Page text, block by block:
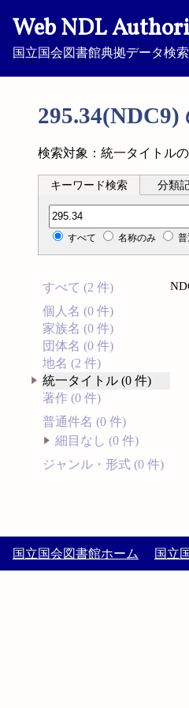
Web NDL
国立国会図書館典拠データ検
検索対象：統一タイトルの
キーワード検索 分類
分類記号検索
すべて 名称のみ
すべて (2 件)
個人名 (0 件)
家族名 (0 件)
団体名 (0 件)
地名 (2 件)
統一タイトル (0 件)
著作 (0 件)
普通件名 (0 件)
細目なし (0 件)
ジャンル・形式 (0 件)
国立国会図書館ホーム 国立